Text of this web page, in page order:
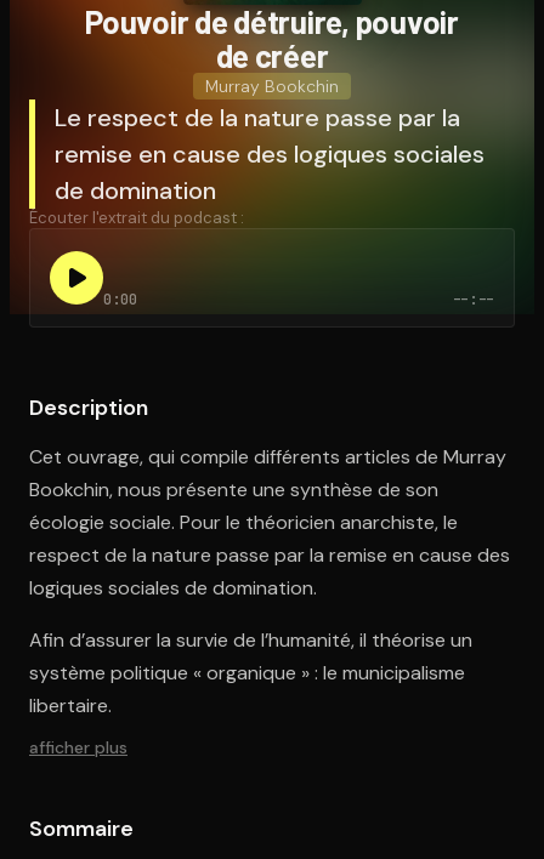
Ouvre l'app Appareil photo, pointe sur le code. C'est gratuit à
Pouvoir de détruire, pouvoir
de créer
Murray Bookchin
Le respect de la nature passe par la
remise en cause des logiques sociales
de domination
Écouter l'extrait du podcast :
0:00 --:--
Description
Cet ouvrage, qui compile différents articles de Murray
Bookchin, nous présente une synthèse de son
écologie sociale. Pour le théoricien anarchiste, le
respect de la nature passe par la remise en cause des
logiques sociales de domination.
Afin d’assurer la survie de l’humanité, il théorise un
système politique « organique » : le municipalisme
libertaire.
afficher plus
Sommaire